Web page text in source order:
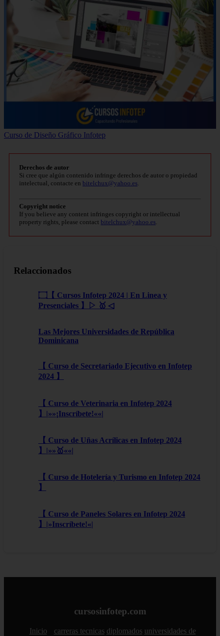
Curso de Diseño Gráfico Infotep
Derechos de autor
Si cree que algún contenido infringe derechos de autor o propiedad
intelectual, contacte en bitelchux@yahoo.es.
Copyright notice
If you believe any content infringes copyright or intellectual
property rights, please contact bitelchux@yahoo.es.
Relaccionados
۝【 Cursos Infotep 2024 | En Linea y
Presenciales 】▷ 🥇 ◁
Las Mejores Universidades de República
Dominicana
【 Curso de Secretariado Ejecutivo en Infotep
2024 】
【 Curso de Veterinaria en Infotep 2024
】|»»¡Inscríbete!««|
【 Curso de Uñas Acrílicas en Infotep 2024
】|»»🥇««|
【 Curso de Hotelería y Turismo en Infotep 2024
】
【 Curso de Paneles Solares en Infotep 2024
】|»Inscríbete!«|
cursosinfotep.com
Inicio carreras tecnicas diplomados universidades de